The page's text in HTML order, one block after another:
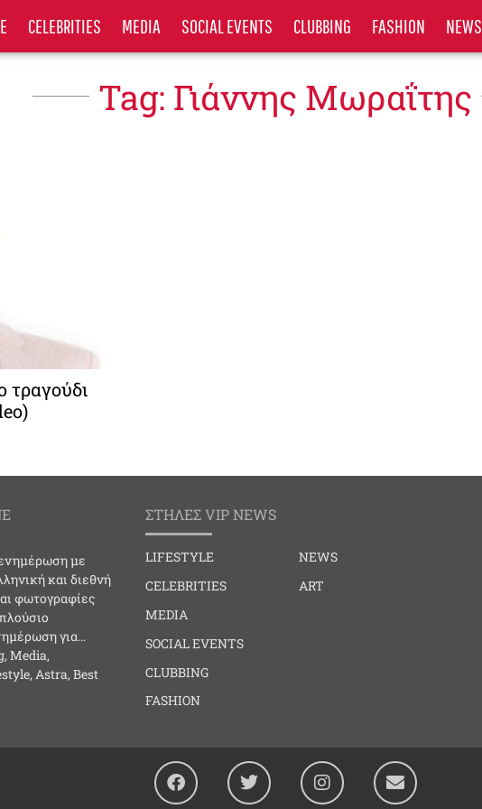
CELEBRITIES MEDIA SOCIAL EVENTS CLUBBING FASHION NEWS
Tag: Γιάννης Μωραΐτης
τραγούδι
ενημέρωση με
και διεθνή
φωτογραφίες
για…
Media,
Astra, Best
ΣΤΗΛΕΣ VIP NEWS
LIFESTYLE
CELEBRITIES
MEDIA
SOCIAL EVENTS
CLUBBING
FASHION
NEWS
ART